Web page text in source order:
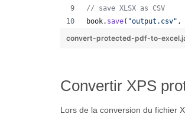
// save XLSX as CSV
book. save( "output.csv" ,
convert-protected-pdf-to-
Convertir XPS
Lors de la conversion du fichier